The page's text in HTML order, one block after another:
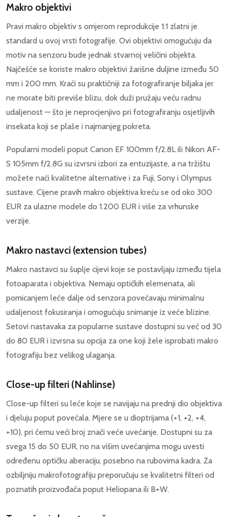
Makro objektivi
Pravi makro objektiv s omjerom reprodukcije 1:1 zlatni je
standard u ovoj vrsti fotografije. Ovi objektivi omogućuju da
motiv na senzoru bude jednak stvarnoj veličini objekta.
Najčešće se koriste makro objektivi žarišne duljine između 50
mm i 200 mm. Kraći su praktičniji za fotografiranje biljaka jer
ne morate biti previše blizu, dok duži pružaju veću radnu
udaljenost — što je neprocjenjivo pri fotografiranju osjetljivih
insekata koji se plaše i najmanjeg pokreta.
Popularni modeli poput Canon EF 100mm f/2.8L ili Nikon AF-
S 105mm f/2.8G su izvrsni izbori za entuzijaste, a na tržištu
možete naći kvalitetne alternative i za Fuji, Sony i Olympus
sustave. Cijene pravih makro objektiva kreću se od oko 300
EUR za ulazne modele do 1.200 EUR i više za vrhunske
verzije.
Makro nastavci (extension tubes)
Makro nastavci su šuplje cijevi koje se postavljaju između tijela
fotoaparata i objektiva. Nemaju optičkih elemenata, ali
pomicanjem leće dalje od senzora povećavaju minimalnu
udaljenost fokusiranja i omogućuju snimanje iz veće blizine.
Setovi nastavaka za popularne sustave dostupni su već od 30
do 80 EUR i izvrsna su opcija za one koji žele isprobati makro
fotografiju bez velikog ulaganja.
Close-up filteri (Nahlinse)
Close-up filteri su leće koje se navijaju na prednji dio objektiva
i djeluju poput povećala. Mjere se u dioptrijama (+1, +2, +4,
+10), pri čemu veći broj znači veće uvećanje. Dostupni su za
svega 15 do 50 EUR, no na višim uvećanjima mogu uvesti
određenu optičku aberaciju, posebno na rubovima kadra. Za
ozbiljniju makrofotografiju preporučuju se kvalitetni filteri od
poznatih proizvođača poput Heliopana ili B+W.